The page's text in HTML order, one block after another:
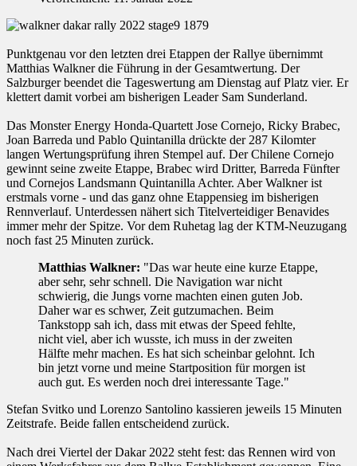
Punktgenau vor den letzten drei Etappen der Rallye übernimmt
Matthias Walkner die Führung in der Gesamtwertung. Der
Salzburger beendet die Tageswertung am Dienstag auf Platz vier. Er
klettert damit vorbei am bisherigen Leader Sam Sunderland.
Das Monster Energy Honda-Quartett Jose Cornejo, Ricky Brabec,
Joan Barreda und Pablo Quintanilla drückte der 287 Kilomter
langen Wertungsprüfung ihren Stempel auf. Der Chilene Cornejo
gewinnt seine zweite Etappe, Brabec wird Dritter, Barreda Fünfter
und Cornejos Landsmann Quintanilla Achter. Aber Walkner ist
erstmals vorne - und das ganz ohne Etappensieg im bisherigen
Rennverlauf. Unterdessen nähert sich Titelverteidiger Benavides
immer mehr der Spitze. Vor dem Ruhetag lag der KTM-Neuzugang
noch fast 25 Minuten zurück.
Matthias Walkner: "Das war heute eine kurze Etappe,
aber sehr, sehr schnell. Die Navigation war nicht
schwierig, die Jungs vorne machten einen guten Job.
Daher war es schwer, Zeit gutzumachen. Beim
Tankstopp sah ich, dass mit etwas der Speed fehlte,
nicht viel, aber ich wusste, ich muss in der zweiten
Hälfte mehr machen. Es hat sich scheinbar gelohnt. Ich
bin jetzt vorne und meine Startposition für morgen ist
auch gut. Es werden noch drei interessante Tage."
Stefan Svitko und Lorenzo Santolino kassieren jeweils 15 Minuten
Zeitstrafe. Beide fallen entscheidend zurück.
Nach drei Viertel der Dakar 2022 steht fest: das Rennen wird von